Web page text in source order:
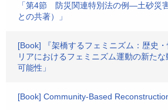
「第4節 防災関連特別法の例―土砂災
との共著）」
[Book] 『架橋するフェミニズム：歴史
リアにおけるフェミニズム運動の新た
可能性」
[Book] Community-Based